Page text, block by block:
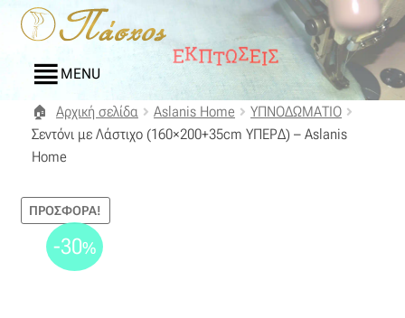
Απευθείας
μετάβαση
στην
πλοήγηση
Μετάβαση
σε
περιεχόμενο
MENU
Αρχική
Blog
Compare
Αγαπημένα
Αρχική σελίδα Aslanis Home
ΥΠΝΟΔΩΜΑΤΙΟ
Σεντόνι με Λάστιχο (160×200+35cm ΥΠΕΡΔ) – Aslanis
Home
ΠΡΟΣΦΟΡΆ!
-30%